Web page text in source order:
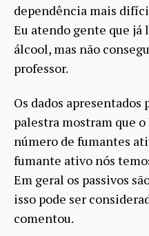
dependência mais
Eu atendo gente que já
álcool, mas não
professor.
Os dados
palestra mostram que
número de fumantes
fumante ativo nós
Em geral os passivos
isso pode ser
comentou.